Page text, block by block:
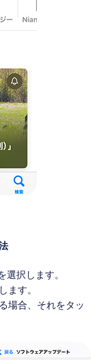
選択します。
ます。
場合、それをタッ